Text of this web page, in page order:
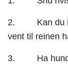
2. Kan du
vent til reinen
3. Ha